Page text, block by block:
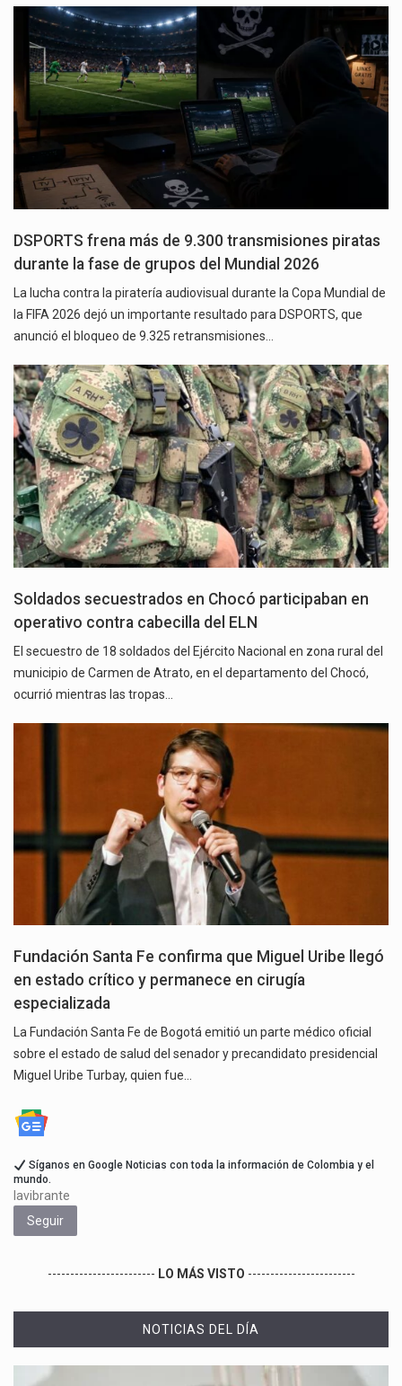
DSPORTS frena más de 9.300 transmisiones piratas
durante la fase de grupos del Mundial 2026
La lucha contra la piratería audiovisual durante la Copa Mundial de
la FIFA 2026 dejó un importante resultado para DSPORTS, que
anunció el bloqueo de 9.325 retransmisiones…
Soldados secuestrados en Chocó participaban en
operativo contra cabecilla del ELN
El secuestro de 18 soldados del Ejército Nacional en zona rural del
municipio de Carmen de Atrato, en el departamento del Chocó,
ocurrió mientras las tropas…
Fundación Santa Fe confirma que Miguel Uribe llegó
en estado crítico y permanece en cirugía
especializada
La Fundación Santa Fe de Bogotá emitió un parte médico oficial
sobre el estado de salud del senador y precandidato presidencial
Miguel Uribe Turbay, quien fue…
Síganos en Google Noticias con toda la información de Colombia y el
mundo.
lavibrante
Seguir
------------------------ LO MÁS VISTO ------------------------
NOTICIAS DEL DÍA